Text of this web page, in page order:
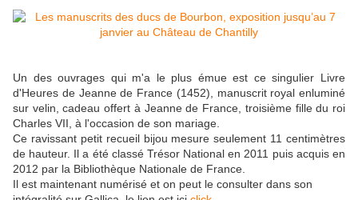
Un des ouvrages qui m'a le plus émue est ce singulier Livre
d'Heures de Jeanne de France (1452), manuscrit royal enluminé
sur velin, cadeau offert à Jeanne de France, troisième fille du roi
Charles VII, à l'occasion de son mariage.
Ce ravissant petit recueil bijou mesure seulement 11 centimètres
de hauteur. Il a été classé Trésor National en 2011 puis acquis en
2012 par la Bibliothèque Nationale de France.
Il est maintenant numérisé et on peut le consulter dans son